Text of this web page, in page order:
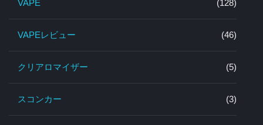
VAPE (128)
VAPEレビュー (46)
クリアロマイザー (5)
スコンカー (3)